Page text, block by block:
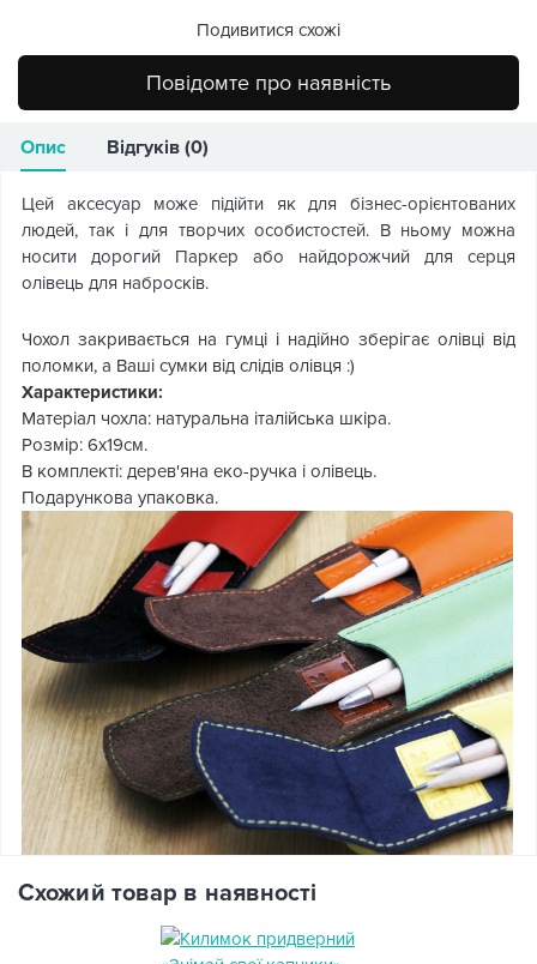
Подивитися схожі
Повідомте про наявність
Опис Відгуків (0)
Цей аксесуар може підійти як для бізнес-орієнтованих
людей, так і для творчих особистостей. В ньому можна
носити дорогий Паркер або найдорожчий для серця
олівець для набросків.
Чохол закривається на гумці і надійно зберігає олівці від
поломки, а Ваші сумки від слідів олівця :)
Характеристики:
Матеріал чохла: натуральна італійська шкіра.
Розмір: 6х19см.
В комплекті: дерев'яна еко-ручка і олівець.
Подарункова упаковка.
Схожий товар в наявності